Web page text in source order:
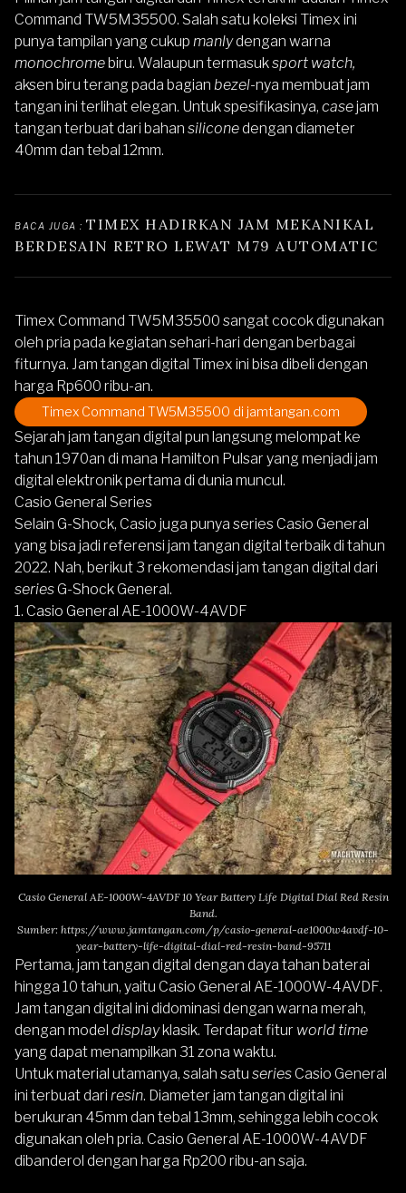
Command TW5M35500. Salah satu koleksi Timex ini
punya tampilan yang cukup manlydengan warna
monochromebiru. Walaupun termasuksport watch,
aksen biru terang pada bagian bezel-nya membuat jam
tangan ini terlihat elegan. Untuk spesifikasinya, casejam
tangan terbuat dari bahan siliconedengan diameter
40mm dan tebal 12mm.
BACA JUGA : TIMEX HADIRKAN JAM MEKANIKAL
BERDESAIN RETRO LEWAT M79 AUTOMATIC
Timex Command TW5M35500 sangat cocok digunakan
oleh pria pada kegiatan sehari-hari dengan berbagai
fiturnya. Jam tangan digital Timex ini bisa dibeli dengan
harga Rp600 ribu-an.
Timex Command TW5M35500 di jamtangan.com
Sejarah jam tangan digital pun langsung melompat ke
tahun 1970an di mana Hamilton Pulsar yang menjadi jam
digital elektronik pertama di dunia muncul.
Casio General Series
Selain G-Shock, Casio juga punya series Casio General
yang bisa jadi referensi jam tangan digital terbaik di tahun
2022. Nah, berikut 3 rekomendasi jam tangan digital dari
seriesG-Shock General.
1. Casio General AE-1000W-4AVDF
Casio General AE-1000W-4AVDF 10 Year Battery Life Digital Dial Red Resin
Band.
Sumber: https://www.jamtangan.com/p/casio-general-ae1000w4avdf-10-
year-battery-life-digital-dial-red-resin-band-95711
Pertama, jam tangan digital dengan daya tahan baterai
hingga 10 tahun, yaitu Casio General AE-1000W-4AVDF.
Jam tangan digital ini didominasi dengan warna merah,
dengan model displayklasik. Terdapat fitur world time
yang dapat menampilkan 31 zona waktu.
Untuk material utamanya, salah satu seriesCasio General
ini terbuat dari resin. Diameter jam tangan digital ini
berukuran 45mm dan tebal 13mm, sehingga lebih cocok
digunakan oleh pria. Casio General AE-1000W-4AVDF
dibanderol dengan harga Rp200 ribu-an saja.